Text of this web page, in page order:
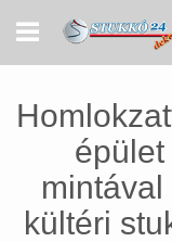
to
kültéri